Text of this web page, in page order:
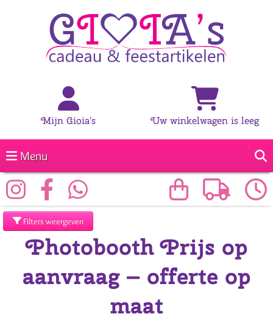
Mijn Gioia's Uw winkelwagen is leeg
Menu
Filters weergeven
Photobooth Prijs op
aanvraag – offerte op
maat